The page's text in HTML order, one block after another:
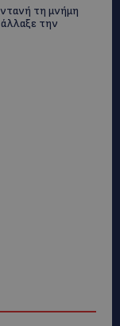
τη μνήμη
την